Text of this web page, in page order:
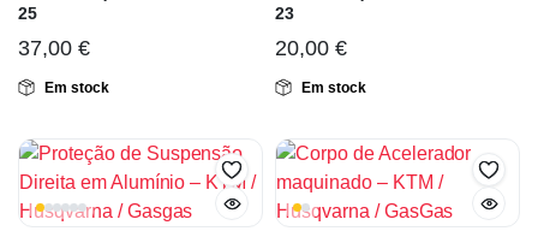
25
37,00 €
Em stock
23
20,00 €
Em stock